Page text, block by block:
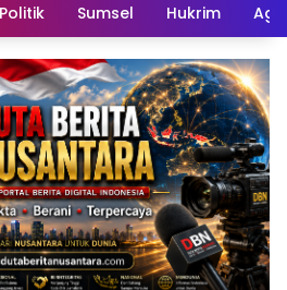
Politik Sumsel Hukrim